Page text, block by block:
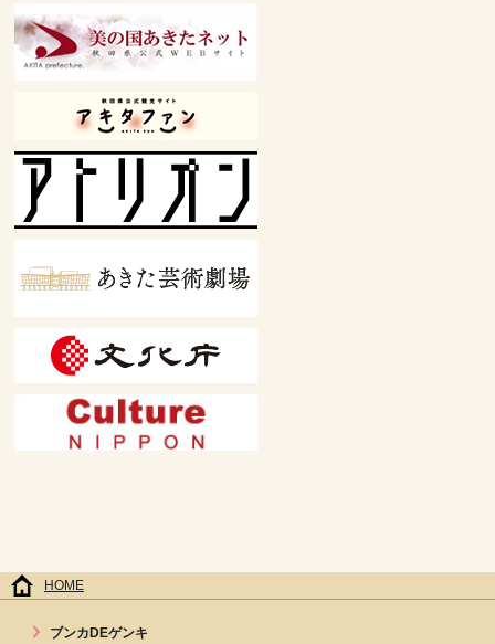
HOME
ブンカDEゲンキ